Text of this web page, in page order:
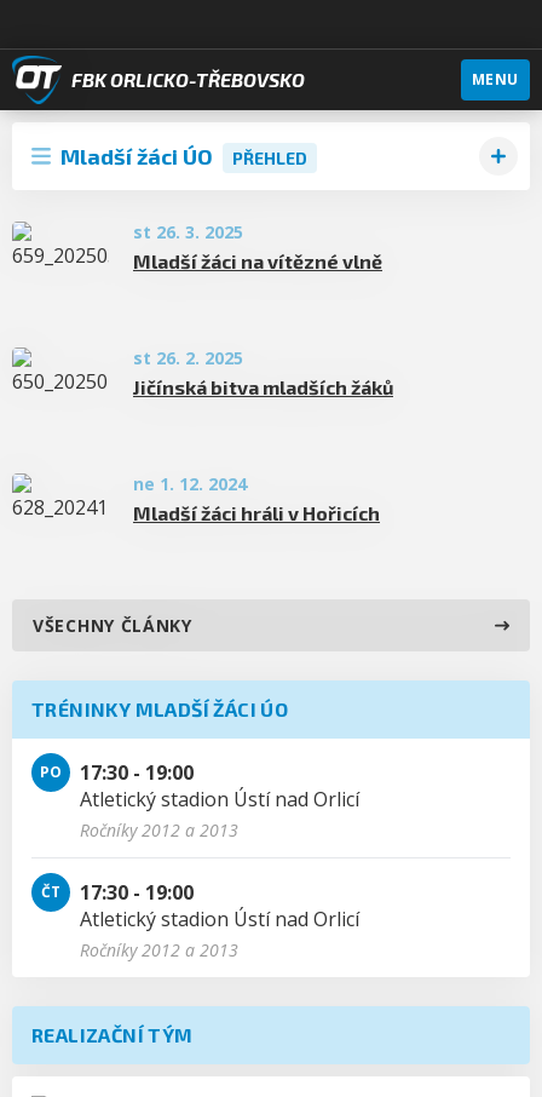
FBK ORLICKO-TŘEBOVSKO MENU
Mladší žáci ÚO PŘEHLED
st 26. 3. 2025
Mladší žáci na vítězné vlně
st 26. 2. 2025
Jičínská bitva mladších žáků
ne 1. 12. 2024
Mladší žáci hráli v Hořicích
VŠECHNY ČLÁNKY
TRÉNINKY MLADŠÍ ŽÁCI ÚO
PO
17:30 - 19:00
Atletický stadion Ústí nad Orlicí
Ročníky 2012 a 2013
ČT
17:30 - 19:00
Atletický stadion Ústí nad Orlicí
Ročníky 2012 a 2013
REALIZAČNÍ TÝM